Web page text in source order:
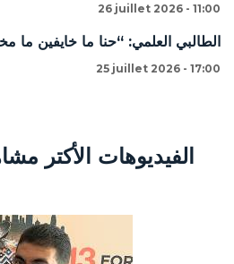
26 juillet 2026 - 11:00
الطالبي العلمي: “حنا ما خايفين ما
25 juillet 2026 - 17:00
الفيديوهات الأكتر